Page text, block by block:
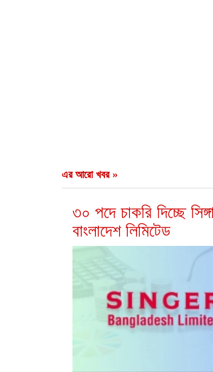
এর আরো খবর »
৩০ পদে চাকরি দিচ্ছে
বাংলাদেশ লিমিটেড